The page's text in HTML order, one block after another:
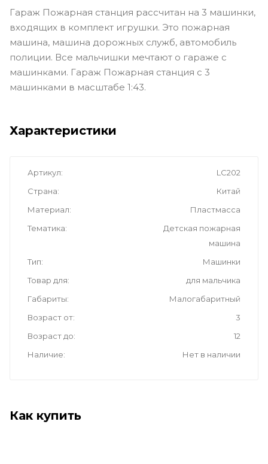
Гараж Пожарная станция рассчитан на 3 машинки,
входящих в комплект игрушки. Это пожарная
машина, машина дорожных служб, автомобиль
полиции. Все мальчишки мечтают о гараже с
машинками. Гараж Пожарная станция с 3
машинками в масштабе 1:43.
Характеристики
Артикул
LC202
Страна
Китай
Материал
Пластмасса
Тематика
Детская пожарная
машина
Тип
Машинки
Товар для
для мальчика
Габариты
Малогабаритный
Возраст от
3
Возраст до
12
Наличие
Нет в наличии
Как купить